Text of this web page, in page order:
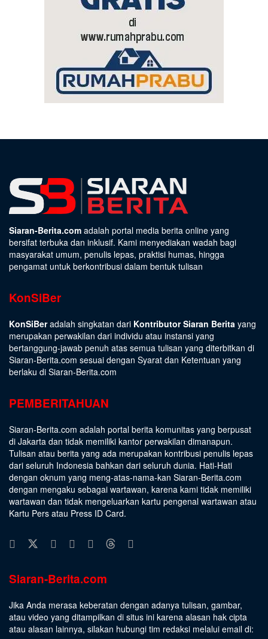
Siaran-Berita.com adalah portal media berita online yang
bersifat terbuka dan inklusif. Kami menyediakan wadah bagi
masyarakat umum, penulis lepas, praktisi humas, hingga
pengamat untuk berkontribusi dalam bentuk tulisan
KonSiBer
KonSiBeradalah singkatan dari Kontributor Siaran Berita yang
merupakan perwakilan dari individu atau instansi yang
bertanggung-jawab penuh atas semua tulisan yang diterbitkan di
Siaran-Berita.com sesuai dengan Syarat dan Ketentuan yang
berlaku di Siaran-Berita.com
PEMBERITAHUAN
Siaran-Berita.com adalah portal berita komunitas yang berpusat
di Jakarta dan tidak memiliki kantor perwakilan dimanapun.
Tulisan atau berita yang ada merupakan kontribusi penulis lepas
dari seluruh Indonesia bahkan dari seluruh dunia. Hati-Hati
dengan oknum yang meng-atas-nama-kan Siaran-Berita.com
dengan mengaku sebagai wartawan, karena kami tidak memiliki
wartawan dan tidak mengeluarkan kartu pengenal wartawan atau
Kartu Pers atau Press ID Card.
Siaran-Berita.com
Jika Anda merasa keberatan dengan adanya tulisan, gambar,
atau video yang ditampilkan di situs ini karena alasan hak cipta
atau alasan lainnya, silakan hubungi tim redaksi melalui email di: